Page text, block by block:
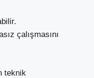
çalışmasını
teknik